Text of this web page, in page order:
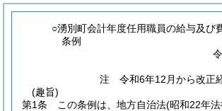
○湧別町会計年度任用職員の給与及び
条例
注 令和6年12月から改正
(趣旨)
第1条
この条例は、地方自治法(昭和22年